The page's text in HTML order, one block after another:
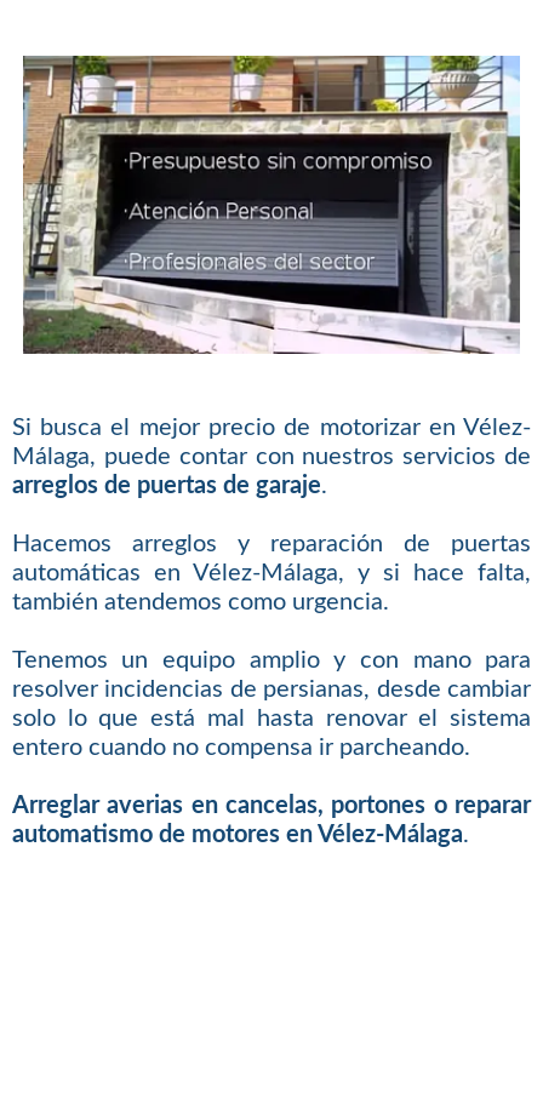
Si busca el mejor precio de motorizar en Vélez-
Málaga, puede contar con nuestros servicios de
arreglos de puertas de garaje.
Hacemos arreglos y reparación de puertas
automáticas en Vélez-Málaga, y si hace falta,
también atendemos como urgencia.
Tenemos un equipo amplio y con mano para
resolver incidencias de persianas, desde cambiar
solo lo que está mal hasta renovar el sistema
entero cuando no compensa ir parcheando.
Arreglar averias en cancelas, portones o reparar
automatismo de motores en Vélez-Málaga.